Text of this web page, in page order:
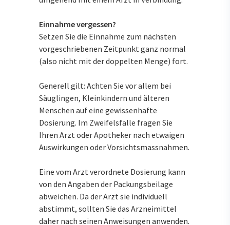
Einnahme vergessen?
Setzen Sie die Einnahme zum nächsten
vorgeschriebenen Zeitpunkt ganz normal
(also nicht mit der doppelten Menge) fort.
Generell gilt: Achten Sie vor allem bei
Säuglingen, Kleinkindern und älteren
Menschen auf eine gewissenhafte
Dosierung. Im Zweifelsfalle fragen Sie
Ihren Arzt oder Apotheker nach etwaigen
Auswirkungen oder Vorsichtsmassnahmen.
Eine vom Arzt verordnete Dosierung kann
von den Angaben der Packungsbeilage
abweichen. Da der Arzt sie individuell
abstimmt, sollten Sie das Arzneimittel
daher nach seinen Anweisungen anwenden.